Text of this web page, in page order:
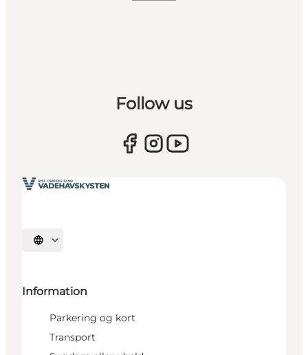
Follow us
Vælg sprog
Information
Parkering og kort
Transport